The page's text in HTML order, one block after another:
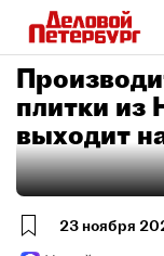
плитки из
выходит
23 ноября